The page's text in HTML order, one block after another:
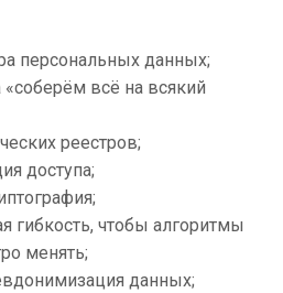
персональных данных;
«соберём всё на всякий
реестров;
доступа;
гибкость, чтобы алгоритмы
менять;
данных;